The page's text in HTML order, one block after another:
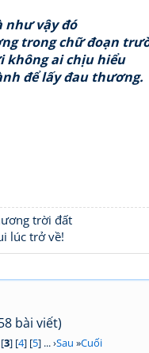
như vậy đó
trong chữ đoạn
không ai chịu hiểu
để lấy đau thương.
trời đất
lúc trở về!
bài viết)
3] [4] [5] ... ›Sau »Cuối